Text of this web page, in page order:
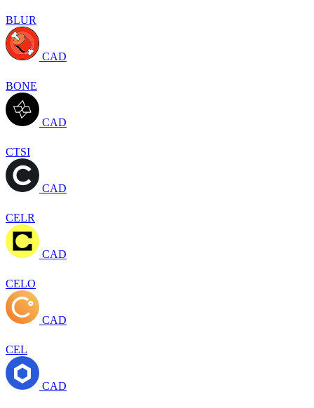
BLUR
CAD
BONE
CAD
CTSI
CAD
CELR
CAD
CELO
CAD
CEL
CAD